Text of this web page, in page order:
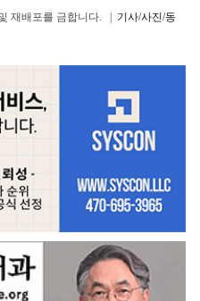
재배포를 금합니다. | 기사/사진/동